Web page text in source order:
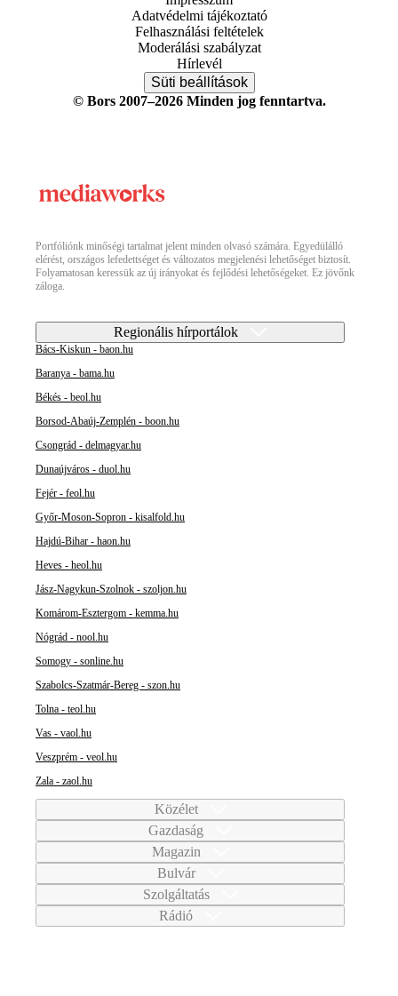
Adatvédelmi tájékoztató
Felhasználási feltételek
Moderálási szabályzat
Hírlevél
Süti beállítások
© Bors 2007–2026 Minden jog fenntartva.
Portfóliónk minőségi tartalmat jelent minden olvasó számára. Egyedülálló
elérést, országos lefedettséget és változatos megjelenési lehetőséget biztosít.
Folyamatosan keressük az új irányokat és fejlődési lehetőségeket. Ez jövőnk
záloga.
Regionális hírportálok
Bács-Kiskun - baon.hu
Baranya - bama.hu
Békés - beol.hu
Borsod-Abaúj-Zemplén - boon.hu
Csongrád - delmagyar.hu
Dunaújváros - duol.hu
Fejér - feol.hu
Győr-Moson-Sopron - kisalfold.hu
Hajdú-Bihar - haon.hu
Heves - heol.hu
Jász-Nagykun-Szolnok - szoljon.hu
Komárom-Esztergom - kemma.hu
Nógrád - nool.hu
Somogy - sonline.hu
Szabolcs-Szatmár-Bereg - szon.hu
Tolna - teol.hu
Vas - vaol.hu
Veszprém - veol.hu
Zala - zaol.hu
Közélet
Gazdaság
Magazin
Bulvár
Szolgáltatás
Rádió